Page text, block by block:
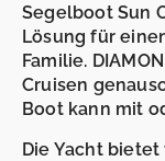
Segelboot Sun
Lösung für
Familie.
Cruisen
Boot kann mit
Die Yacht